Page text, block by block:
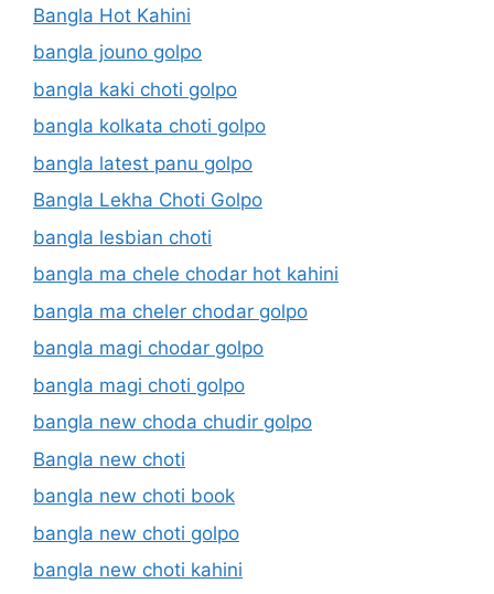
Bangla Hot Kahini
bangla jouno golpo
bangla kaki choti golpo
bangla kolkata choti golpo
bangla latest panu golpo
Bangla Lekha Choti Golpo
bangla lesbian choti
bangla ma chele chodar hot kahini
bangla ma cheler chodar golpo
bangla magi chodar golpo
bangla magi choti golpo
bangla new choda chudir golpo
Bangla new choti
bangla new choti book
bangla new choti golpo
bangla new choti kahini